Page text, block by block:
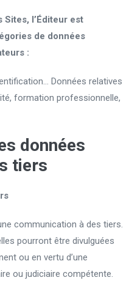
Sites, l’Éditeur est
de données
:
Données relatives
formation professionnelle,
données
tiers
communication à des tiers.
pourront être divulguées
ou en vertu d’une
ou judiciaire compétente.